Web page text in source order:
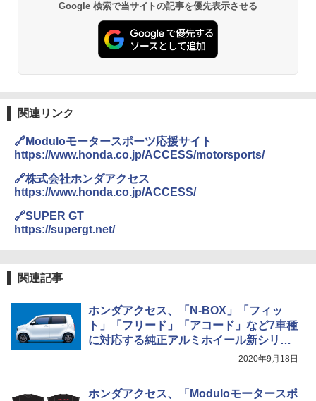
Google 検索で当サイトの記事を優先表示させる
関連リンク
🔗Moduloモータースポーツ応援サイト
https://www.honda.co.jp/ACCESS/motorsports/
🔗株式会社ホンダアクセス
https://www.honda.co.jp/ACCESS/
🔗SUPER GT
https://supergt.net/
関連記事
ホンダアクセス、「N-BOX」「フィッ
ト」「フリード」「アコード」など7車種
に対応する純正アルミホイール新シリー
2020年9月18日
ホンダアクセス、「Moduloモータースポ